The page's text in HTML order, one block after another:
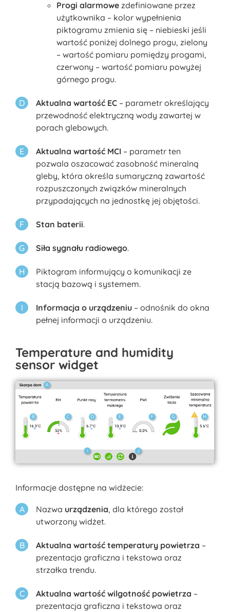
Progi alarmowe zdefiniowane przez
użytkownika – kolor wypełnienia
piktogramu zmienia się – niebieski jeśli
wartość poniżej dolnego progu, zielony
– wartość pomiaru pomiędzy progami,
czerwony – wartość pomiaru powyżej
górnego progu.
Aktualna wartość EC – parametr określający
przewodność elektryczną wody zawartej w
porach glebowych.
Aktualna wartość MCI – parametr ten
pozwala oszacować zasobność mineralną
gleby, która określa sumaryczną zawartość
rozpuszczonych związków mineralnych
przypadających na jednostkę jej objętości.
Stan baterii.
Siła sygnału radiowego.
Piktogram informujący o komunikacji ze
stacją bazową i systemem.
Informacja o urządzeniu – odnośnik do okna
pełnej informacji o urządzeniu.
Temperature and humidity
sensor widget
Informacje dostępne na widżecie:
Nazwa urządzenia, dla którego został
utworzony widżet.
Aktualna wartość temperatury powietrza –
prezentacja graficzna i tekstowa oraz
strzałka trendu.
Aktualna wartość wilgotność powietrza –
prezentacja graficzna i tekstowa oraz